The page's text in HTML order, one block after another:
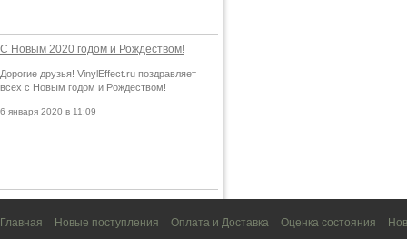
С Новым 2020 годом и Рождеством!
Дорогие друзья! VinylEffect.ru поздравляет
всех с Новым годом и Рождеством!
6 января 2020 в 11:09
Главная Новые поступления Оплата и Доставка Оценка состояния